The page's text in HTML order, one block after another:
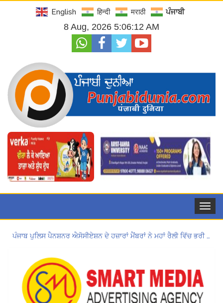
English हिन्दी मराठी ਪੰਜਾਬੀ
8 Aug, 2026 5:06:13 AM
Toggle
ਪੰਜਾਬ ਪੁਲਿਸ ਪੈਨਸ਼ਨਰ ਐਸੋਸੀਏਸ਼ਨ ਦੇ ਹਜ਼ਾਰਾਂ ਮੈਂਬਰਾਂ ਨੇ ਮਹਾਂ ਰੈਲੀ ਵਿੱਚ ਭਰੀ ਹਾਜ਼ਰੀ
Hukamnama Sri Darbar Sahib, Amritsar – Punjabi Dunia
8 अगस्त को मोहाली के होटल एंकरेज में सजेगा “तीज मुटियारां दी” का रंग
Hukamnama Sri Darbar Sahib, Amritsar – Punjabi Dunia